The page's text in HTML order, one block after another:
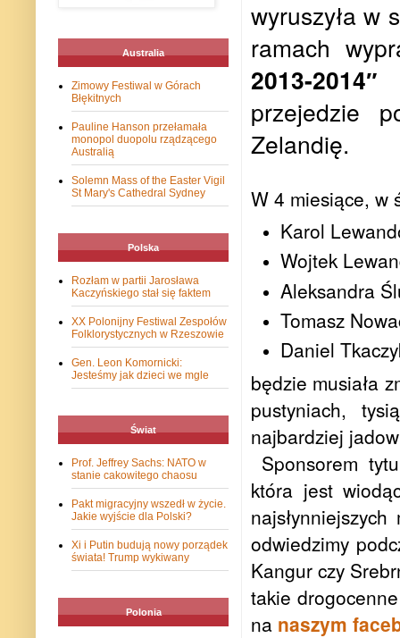
wyruszyła w
ramach
2013-2014″
przejedzie
Zelandię.
W 4 miesiące, w
Karol
Wojtek
Aleksandra
Tomasz
Daniel
będzie musiała
pustyniach,
najbardziej
Sponsorem
która jest
odwiedzimy
Kangur czy
takie
na naszym
Australia
Zimowy Festiwal w Górach
Błękitnych
Pauline Hanson przełamała
monopol duopolu rządzącego
Australią
Solemn Mass of the Easter Vigil
St Mary's Cathedral Sydney
Polska
Rozłam w partii Jarosława
Kaczyńskiego stał się faktem
XX Polonijny Festiwal Zespołów
Folklorystycznych w Rzeszowie
Gen. Leon Komornicki:
Jesteśmy jak dzieci we mgle
Świat
Prof. Jeffrey Sachs: NATO w
stanie cakowitego chaosu
Pakt migracyjny wszedł w życie.
Jakie wyjście dla Polski?
Xi i Putin budują nowy porządek
świata! Trump wykiwany
Polonia